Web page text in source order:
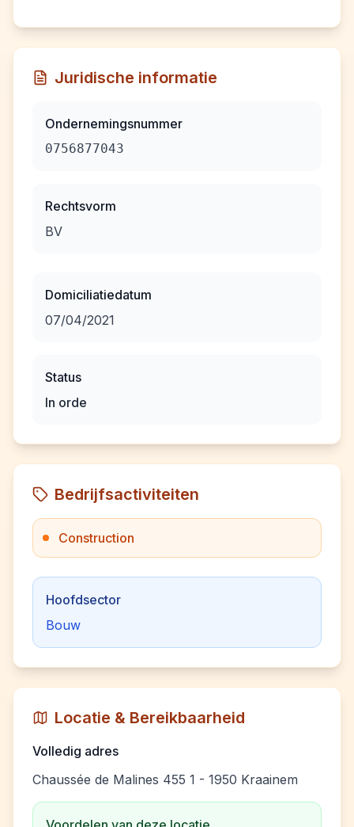
Juridische informatie
Ondernemingsnummer
0756877043
Rechtsvorm
BV
Domiciliatiedatum
07/04/2021
Status
In orde
Bedrijfsactiviteiten
Construction
Hoofdsector
Bouw
Locatie & Bereikbaarheid
Volledig adres
Chaussée de Malines 455 1 - 1950 Kraainem